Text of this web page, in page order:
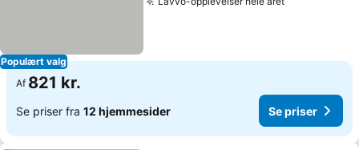
Populært valg
Af 821 kr.
Se priser fra 12 hjemmesider Se priser